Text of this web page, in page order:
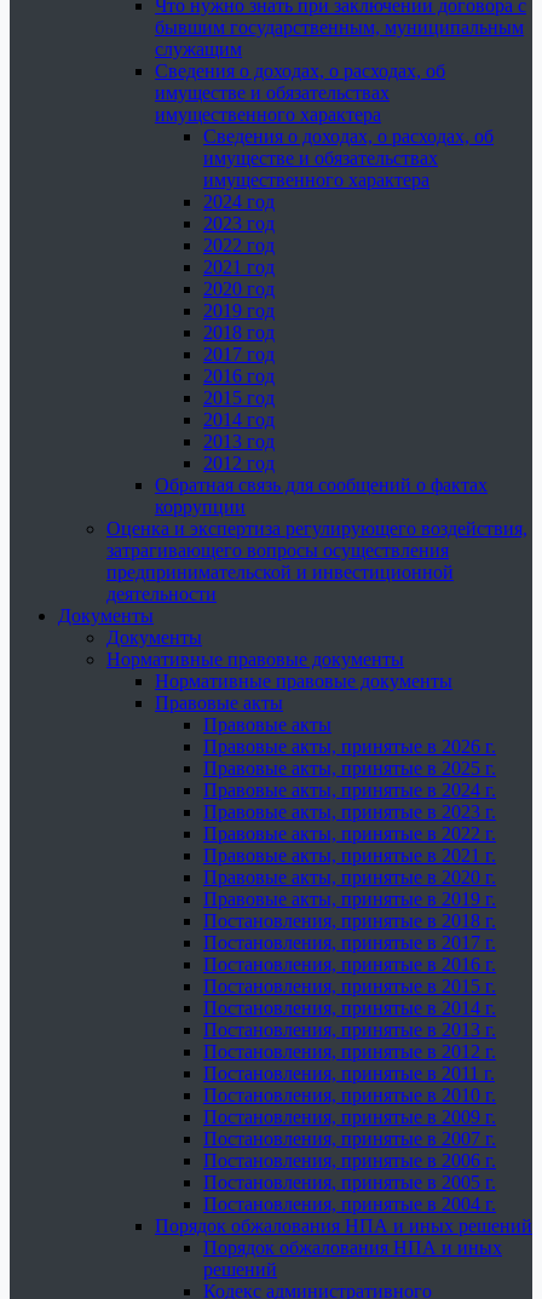
Что нужно знать при заключении договора с
бывшим государственным, муниципальным
служащим
Сведения о доходах, о расходах, об
имуществе и обязательствах
имущественного характера
Сведения о доходах, о расходах, об
имуществе и обязательствах
имущественного характера
2024 год
2023 год
2022 год
2021 год
2020 год
2019 год
2018 год
2017 год
2016 год
2015 год
2014 год
2013 год
2012 год
Обратная связь для сообщений о фактах
коррупции
Оценка и экспертиза регулирующего воздействия,
затрагивающего вопросы осуществления
предпринимательской и инвестиционной
деятельности
Документы
Документы
Нормативные правовые документы
Нормативные правовые документы
Правовые акты
Правовые акты
Правовые акты, принятые в 2026 г.
Правовые акты, принятые в 2025 г.
Правовые акты, принятые в 2024 г.
Правовые акты, принятые в 2023 г.
Правовые акты, принятые в 2022 г.
Правовые акты, принятые в 2021 г.
Правовые акты, принятые в 2020 г.
Правовые акты, принятые в 2019 г.
Постановления, принятые в 2018 г.
Постановления, принятые в 2017 г.
Постановления, принятые в 2016 г.
Постановления, принятые в 2015 г.
Постановления, принятые в 2014 г.
Постановления, принятые в 2013 г.
Постановления, принятые в 2012 г.
Постановления, принятые в 2011 г.
Постановления, принятые в 2010 г.
Постановления, принятые в 2009 г.
Постановления, принятые в 2007 г.
Постановления, принятые в 2006 г.
Постановления, принятые в 2005 г.
Постановления, принятые в 2004 г.
Порядок обжалования НПА и иных решений
Порядок обжалования НПА и иных
решений
Кодекс административного